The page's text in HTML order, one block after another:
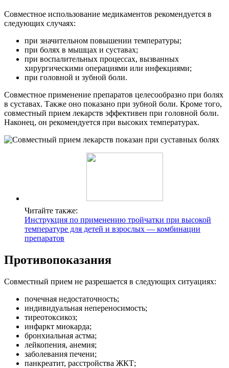
Совместное использование медикаментов рекомендуется в
следующих случаях:
при значительном повышении температуры;
при болях в мышцах и суставах;
при воспалительных процессах, вызванных
хирургическими операциями или инфекциями;
при головной и зубной боли.
Совместное применение препаратов целесообразно при болях
в суставах. Также оно показано при зубной боли. Кроме того,
совместный прием лекарств эффективен при головной боли.
Наконец, он рекомендуется при высоких температурах.
Читайте также:
Инструкция по применению тройчатки при высокой
температуре для детей и взрослых — комбинации
препаратов
Противопоказания
Совместный прием не разрешается в следующих ситуациях:
почечная недостаточность;
индивидуальная непереносимость;
тиреотоксикоз;
инфаркт миокарда;
бронхиальная астма;
лейкопения, анемия;
заболевания печени;
панкреатит, расстройства ЖКТ;